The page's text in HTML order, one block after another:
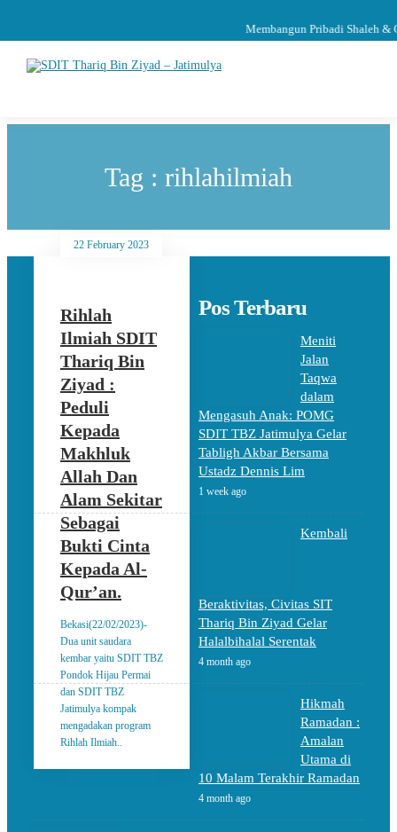
Membangun Pribadi Shaleh &
Tag : rihlahilmiah
22 February 2023
Rihlah
Ilmiah SDIT
Thariq Bin
Ziyad :
Peduli
Kepada
Makhluk
Allah Dan
Alam Sekitar
Sebagai
Bukti Cinta
Kepada Al-
Qur’an.
Bekasi(22/02/2023)-
Dua unit saudara
kembar yaitu SDIT TBZ
Pondok Hijau Permai
dan SDIT TBZ
Jatimulya kompak
mengadakan program
Rihlah Ilmiah..
Pos Terbaru
Meniti
Jalan
Taqwa
dalam
Mengasuh Anak: POMG
SDIT TBZ Jatimulya Gelar
Tabligh Akbar Bersama
Ustadz Dennis Lim
1 week ago
Kembali
Beraktivitas, Civitas SIT
Thariq Bin Ziyad Gelar
Halalbihalal Serentak
4 month ago
Hikmah
Ramadan :
Amalan
Utama di
10 Malam Terakhir Ramadan
4 month ago